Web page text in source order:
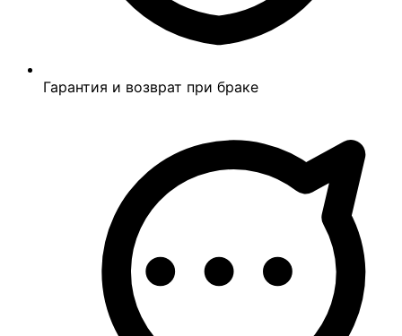
Гарантия и возврат при браке